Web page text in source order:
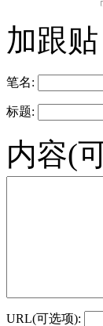
加跟贴
笔名:
标题:
内容(
URL(可选项):